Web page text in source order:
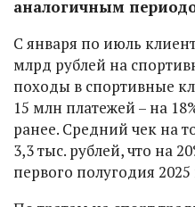
аналогичным
С января по июль
млрд рублей на
походы в спортивные
15 млн платежей – на
ранее. Средний чек на
3,3 тыс. рублей, что на
первого полугодия 2025